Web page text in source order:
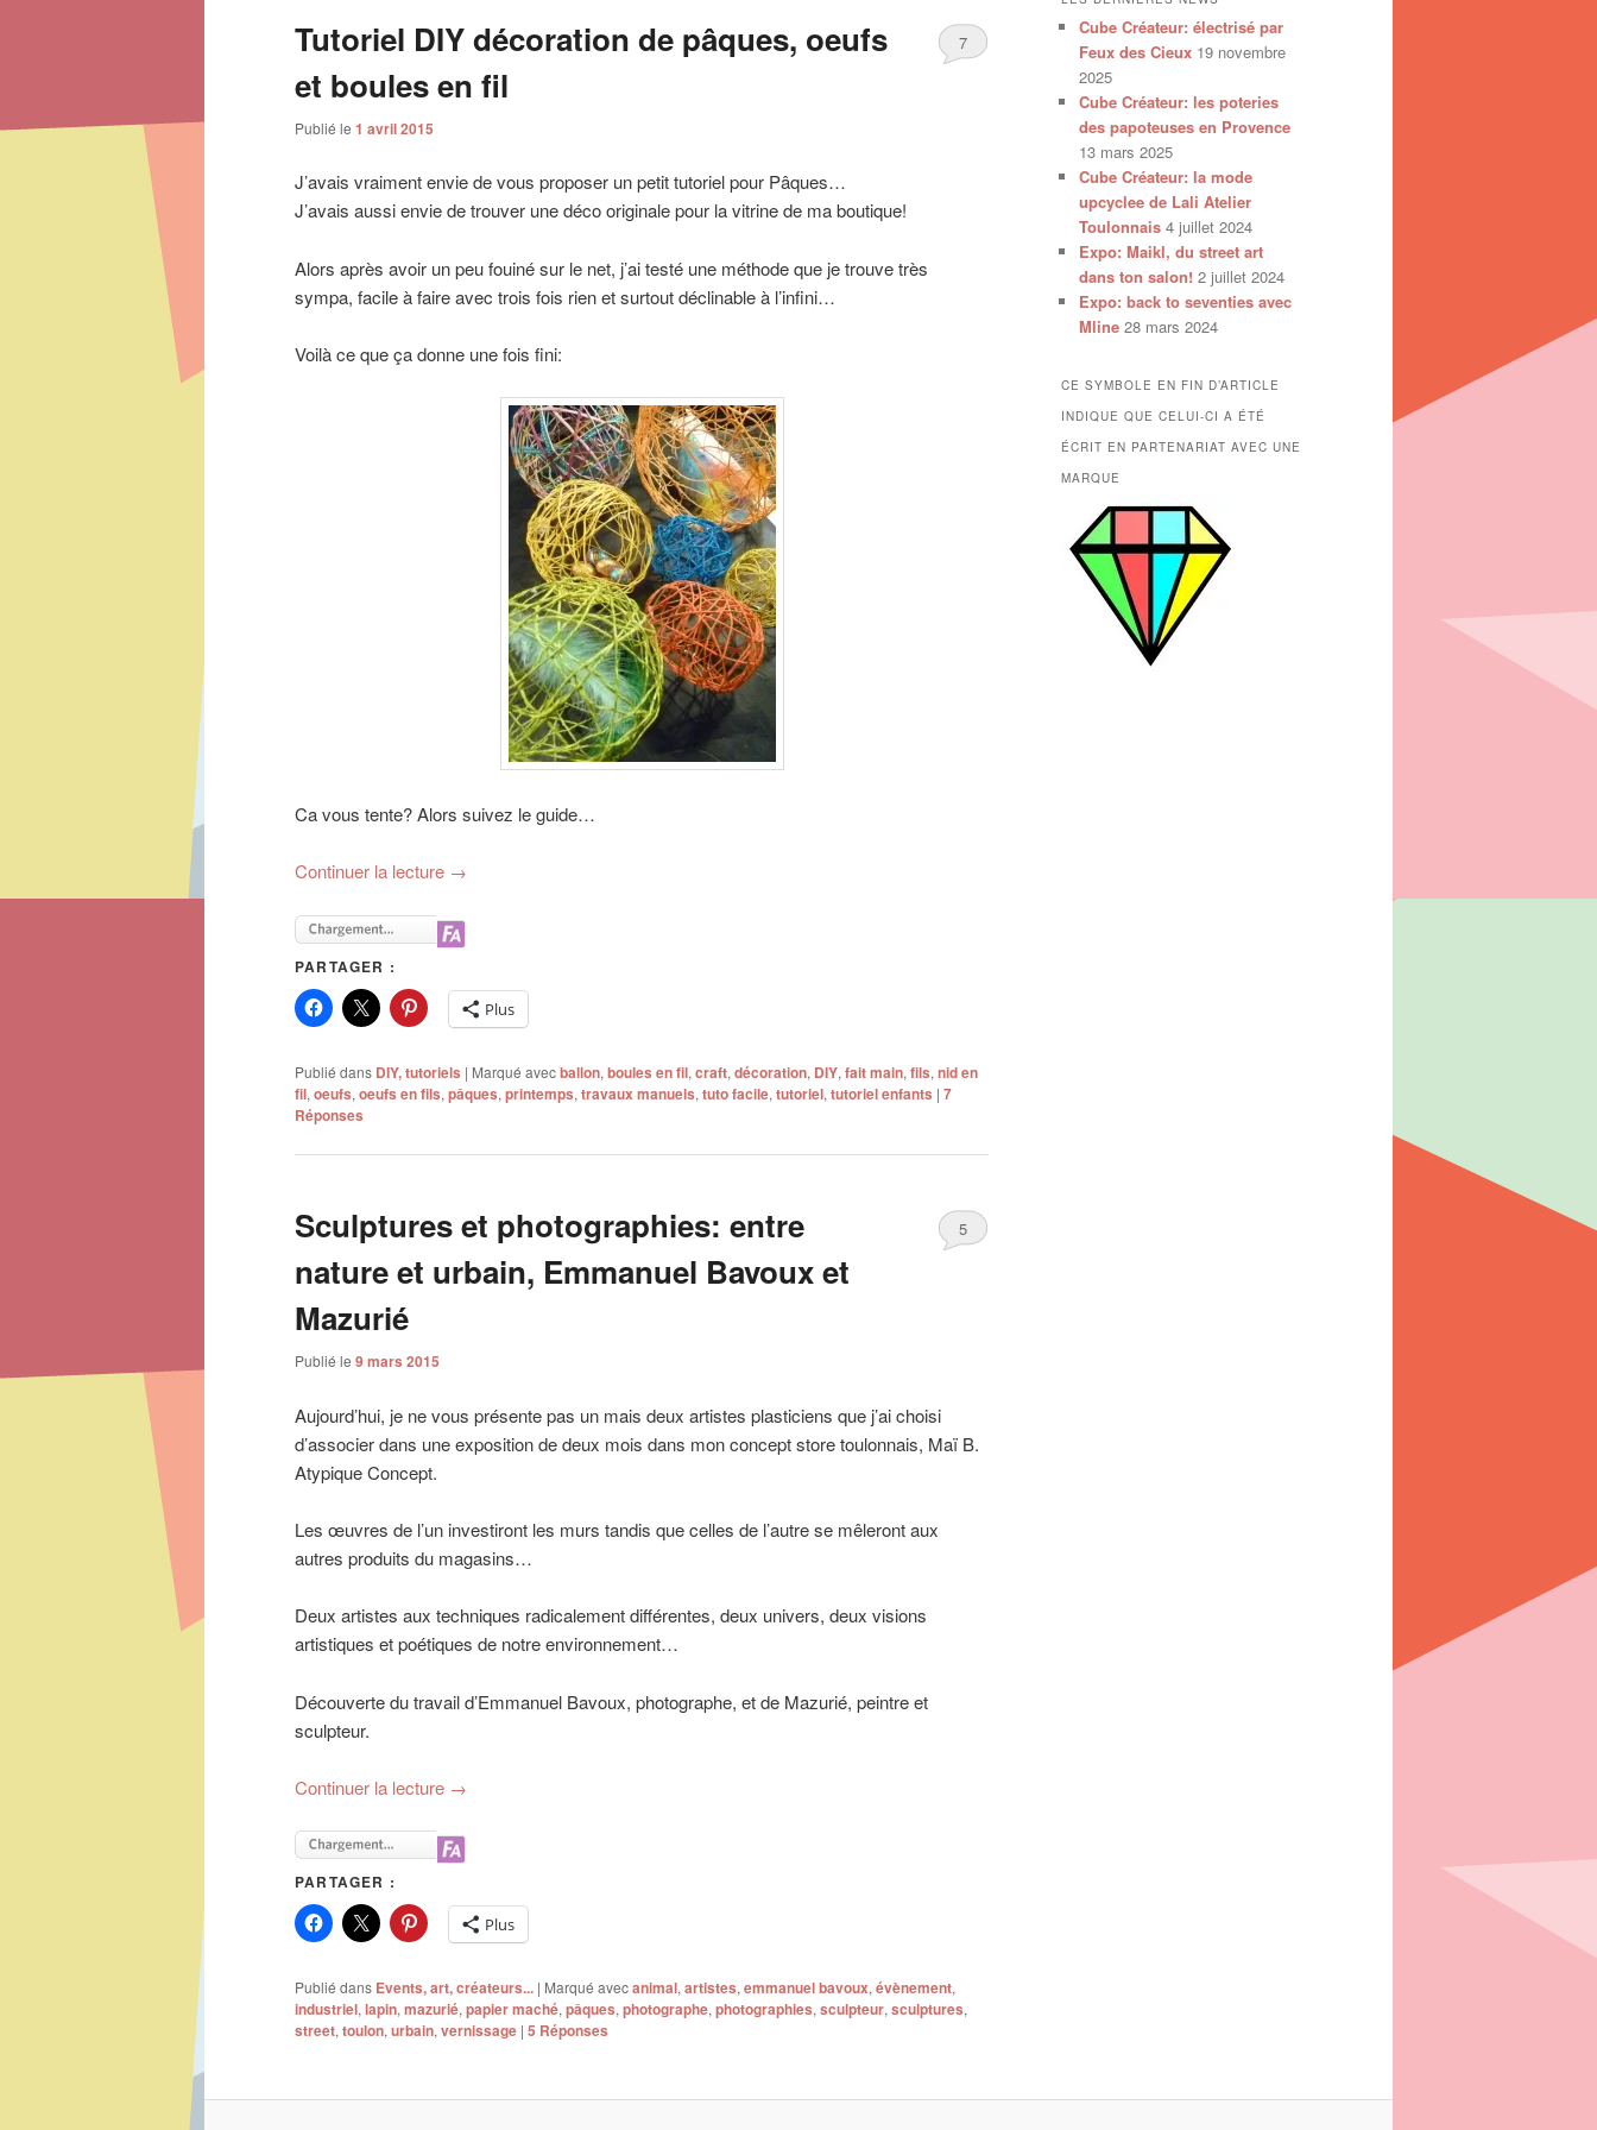
Tutoriel DIY décoration de pâques, oeufs
et boules en fil
Publié le 1 avril 2015
7
J’avais vraiment envie de vous proposer un petit tutoriel pour Pâques…
J’avais aussi envie de trouver une déco originale pour la vitrine de ma boutique!
Alors après avoir un peu fouiné sur le net, j’ai testé une méthode que je trouve très
sympa, facile à faire avec trois fois rien et surtout déclinable à l’infini…
Voilà ce que ça donne une fois fini:
Ca vous tente? Alors suivez le guide…
Continuer la lecture →
PARTAGER :
Plus
Publié dans DIY, tutoriels | Marqué avecballon, boules en fil, craft, décoration, DIY, fait main, fils, nid en
fil, oeufs, oeufs en fils, pâques, printemps, travaux manuels, tuto facile, tutoriel, tutoriel enfants | 7
Réponses
Sculptures et photographies: entre
nature et urbain, Emmanuel Bavoux et
Mazurié
Publié le 9 mars 2015
5
Aujourd’hui, je ne vous présente pas un mais deux artistes plasticiens que j’ai choisi
d’associer dans une exposition de deux mois dans mon concept store toulonnais, Maï B.
Atypique Concept.
Les œuvres de l’un investiront les murs tandis que celles de l’autre se mêleront aux
autres produits du magasins…
Deux artistes aux techniques radicalement différentes, deux univers, deux visions
artistiques et poétiques de notre environnement…
Découverte du travail d’Emmanuel Bavoux, photographe, et de Mazurié, peintre et
sculpteur.
Continuer la lecture →
PARTAGER :
Plus
Publié dans Events, art, créateurs... | Marqué avecanimal, artistes, emmanuel bavoux, évènement,
industriel, lapin, mazurié, papier maché, pâques, photographe, photographies, sculpteur, sculptures,
street, toulon, urbain, vernissage | 5 Réponses
Cube Créateur: électrisé par
Feux des Cieux 19 novembre
2025
Cube Créateur: les poteries
des papoteuses en Provence
13 mars 2025
Cube Créateur: la mode
upcyclee de Lali Atelier
Toulonnais 4 juillet 2024
Expo: Maikl, du street art
dans ton salon! 2 juillet 2024
Expo: back to seventies avec
Mline 28 mars 2024
CE SYMBOLE EN FIN D’ARTICLE
INDIQUE QUE CELUI-CI A ÉTÉ
ÉCRIT EN PARTENARIAT AVEC UNE
MARQUE